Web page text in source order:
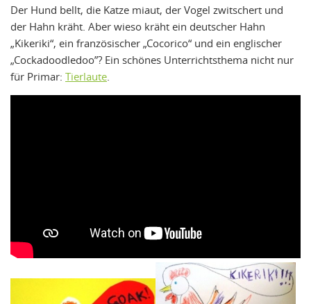
Der Hund bellt, die Katze miaut, der Vogel zwitschert und
der Hahn kräht. Aber wieso kräht ein deutscher Hahn
„Kikeriki“, ein französischer „Cocorico“ und ein englischer
„Cockadoodledoo”? Ein schönes Unterrichtsthema nicht nur
für Primar: Tierlaute